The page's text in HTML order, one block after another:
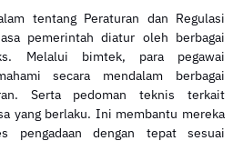
tentang Peraturan dan Regulasi
pemerintah diatur oleh berbagai
Melalui bimtek, para pegawai
secara mendalam berbagai
Serta pedoman teknis terkait
yang berlaku. Ini membantu mereka
pengadaan dengan tepat sesuai